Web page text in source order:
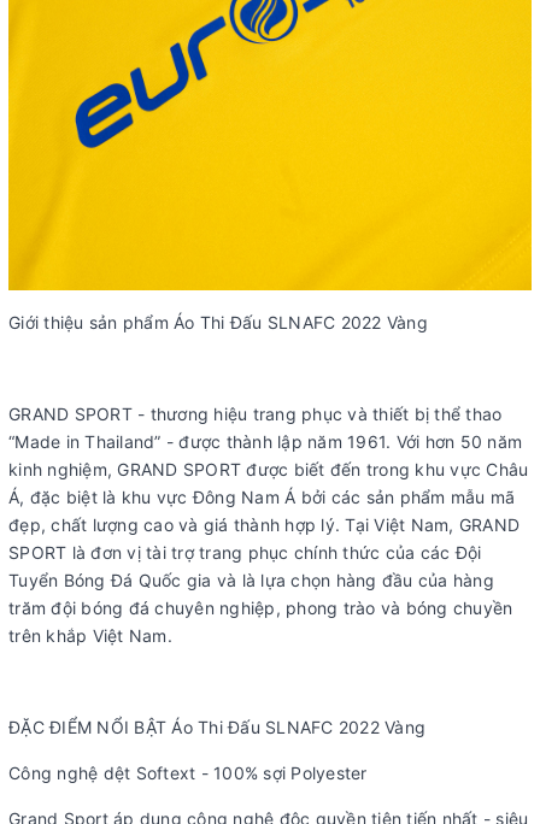
Giới thiệu sản phẩm Áo Thi Đấu SLNAFC 2022 Vàng
GRAND SPORT - thương hiệu trang phục và thiết bị thể thao
“Made in Thailand” - được thành lập năm 1961. Với hơn 50 năm
kinh nghiệm, GRAND SPORT được biết đến trong khu vực Châu
Á, đặc biệt là khu vực Đông Nam Á bởi các sản phẩm mẫu mã
đẹp, chất lượng cao và giá thành hợp lý. Tại Việt Nam, GRAND
SPORT là đơn vị tài trợ trang phục chính thức của các Đội
Tuyển Bóng Đá Quốc gia và là lựa chọn hàng đầu của hàng
trăm đội bóng đá chuyên nghiệp, phong trào và bóng chuyền
trên khắp Việt Nam.
ĐẶC ĐIỂM NỔI BẬT Áo Thi Đấu SLNAFC 2022 Vàng
Công nghệ dệt Softext - 100% sợi Polyester
Grand Sport áp dụng công nghệ độc quyền tiên tiến nhất - siêu